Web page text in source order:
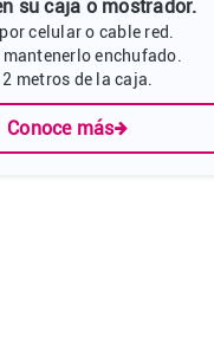
su caja o mostrador.
celular o cable red.
enchufado.
metros de la caja.
Conoce más